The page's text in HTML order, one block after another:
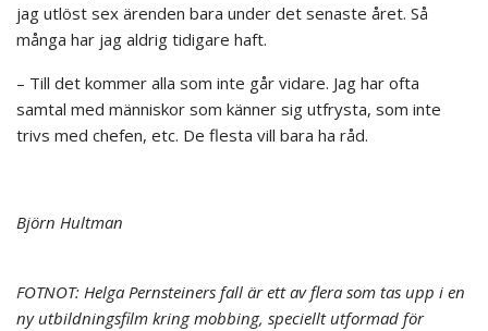
jag utlöst sex ärenden bara under det senaste året. Så
många har jag aldrig tidigare haft.
– Till det kommer alla som inte går vidare. Jag har ofta
samtal med människor som känner sig utfrysta, som inte
trivs med chefen, etc. De flesta vill bara ha råd.
Björn Hultman
FOTNOT: Helga Pernsteiners fall är ett av flera som tas upp i en
ny utbildningsfilm kring mobbing, speciellt utformad för